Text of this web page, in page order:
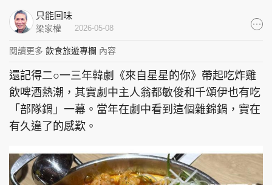
東周刊
PCM 電腦廣場 星島頭條 星島日報
頭條日報 星島環球 The Standard
只能回味
梁家權 2026-05-08
閱讀更多 飲食旅遊專欄 內容
還記得二○一三年韓劇《來自星星的你》帶起吃炸雞
飲啤酒熱潮，其實劇中主人翁都敏俊和千頌伊也有吃
「部隊鍋」一幕。當年在劇中看到這個雜錦鍋，實在
有久違了的感歎。